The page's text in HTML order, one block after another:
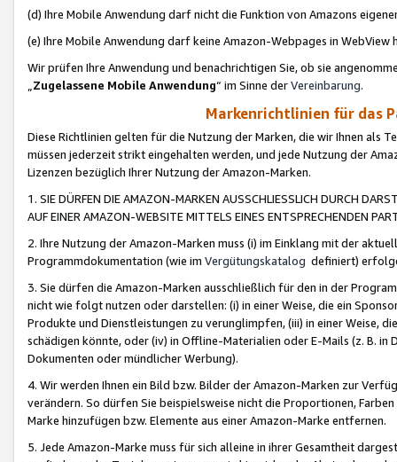
(d) Ihre Mobile Anwendung darf nicht die Funktion von Amazons
(e) Ihre Mobile Anwendung darf keine Amazon-Webpages in WebView
Wir prüfen Ihre Anwendung und benachrichtigen Sie, ob sie
„Zugelassene Mobile Anwendung“ im Sinne derVereinbarung.
Markenrichtlinien für das
Diese Richtlinien gelten für die Nutzung der Marken, die wir Ihnen als
müssen jederzeit strikt eingehalten werden, und jede Nutzung der
Lizenzen bezüglich Ihrer Nutzung der Amazon-Marken.
1. SIE DÜRFEN DIE AMAZON-MARKEN AUSSCHLIESSLICH DURCH
AUF EINER AMAZON-WEBSITE MITTELS EINES ENTSPRECHENDEN
2. Ihre Nutzung der Amazon-Marken muss (i) im Einklang mit der
Programmdokumentation (wie im Vergütungskatalog definiert)
3. Sie dürfen die Amazon-Marken ausschließlich für den in der
nicht wie folgt nutzen oder darstellen: (i) in einer Weise, die ein
Produkte und Dienstleistungen zu verunglimpfen, (iii) in einer Weise,
schädigen könnte, oder (iv) in Offline-Materialien oder E-Mails (z. B. in
Dokumenten oder mündlicher Werbung).
4. Wir werden Ihnen ein Bild bzw. Bilder der Amazon-Marken zur
verändern. So dürfen Sie beispielsweise nicht die Proportionen,
Marke hinzufügen bzw. Elemente aus einer Amazon-Marke entfernen.
5. Jede Amazon-Marke muss für sich alleine in ihrer Gesamtheit